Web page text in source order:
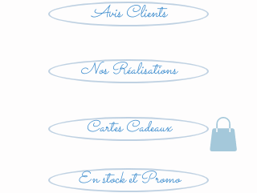
Avis Clients
Nos Réalisations
Cartes Cadeaux
En stock et Promo